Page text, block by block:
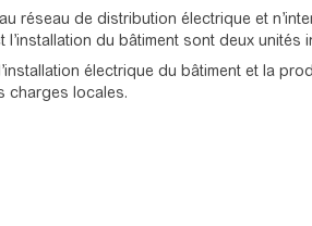
réseau de distribution électrique et
du bâtiment sont deux unités
électrique du bâtiment et la
charges locales.